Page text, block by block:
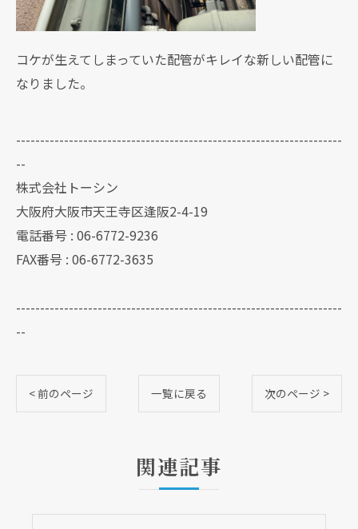
コケが生えてしまっていた配管がキレイな新しい配管に
なりました。
--------------------------------------------------------------------
--
株式会社トーシン
大阪府大阪市天王寺区逢阪2-4-19
電話番号 : 06-6772-9236
FAX番号 : 06-6772-3635
--------------------------------------------------------------------
--
< 前のページ 一覧に戻る 次のページ >
関連記事